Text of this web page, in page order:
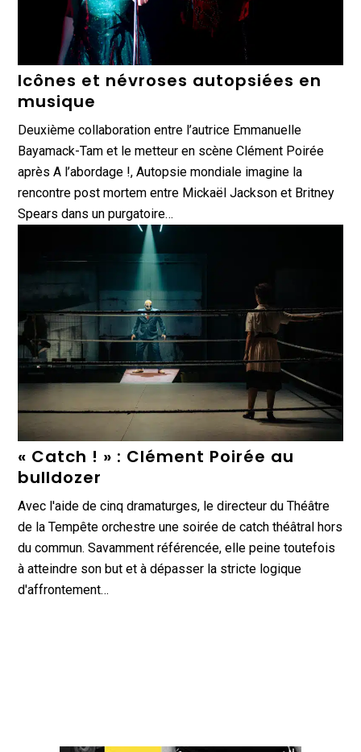
Icônes et névroses autopsiées en
musique
Deuxième collaboration entre l’autrice Emmanuelle
Bayamack-Tam et le metteur en scène Clément Poirée
après A l’abordage !, Autopsie mondiale imagine la
rencontre post mortem entre Mickaël Jackson et Britney
Spears dans un purgatoire…
« Catch ! » : Clément Poirée au
bulldozer
Avec l'aide de cinq dramaturges, le directeur du Théâtre
de la Tempête orchestre une soirée de catch théâtral hors
du commun. Savamment référencée, elle peine toutefois
à atteindre son but et à dépasser la stricte logique
d'affrontement…